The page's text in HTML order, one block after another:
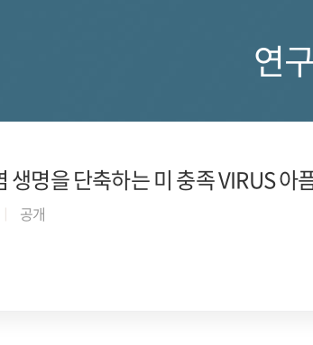
연
생명을 단축하는 미 충족 VIRUS 아
공개